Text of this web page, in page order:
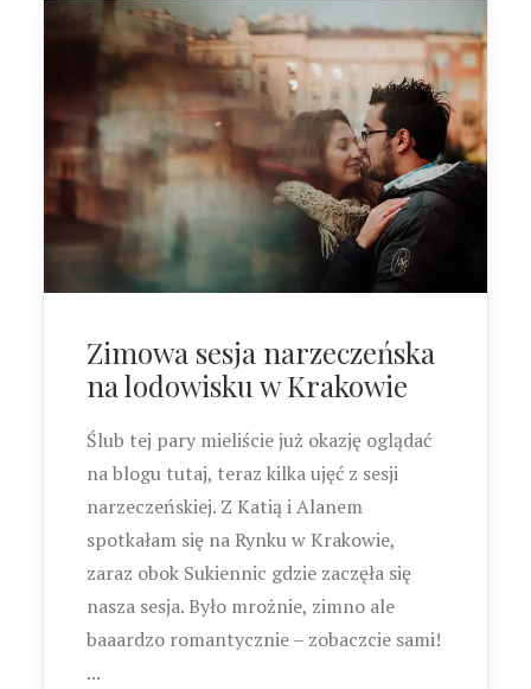
Zimowa sesja narzeczeńska
na lodowisku w Krakowie
Ślub tej pary mieliście już okazję oglądać
na blogu tutaj, teraz kilka ujęć z sesji
narzeczeńskiej. Z Katią i Alanem
spotkałam się na Rynku w Krakowie,
zaraz obok Sukiennic gdzie zaczęła się
nasza sesja. Było mrożnie, zimno ale
baaardzo romantycznie – zobaczcie sami!
...